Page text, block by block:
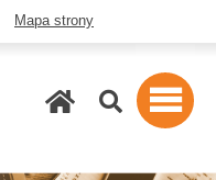
Mapa strony
Szukaj